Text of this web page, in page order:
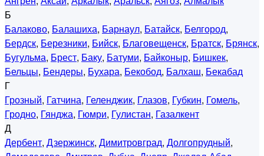
Б
Балаково, Балашиха, Барнаул, Батайск, Белгород,
Бердск, Березники, Бийск, Благовещенск, Братск, Брянск,
Бугульма, Брест, Баку, Батуми, Байконыр, Бишкек,
Бельцы, Бендеры, Бухара, Бекобод, Балхаш, Бекабад
Г
Грозный, Гатчина, Геленджик, Глазов, Губкин, Гомель,
Гродно, Гянджа, Гюмри, Гулистан, Газалкент
Д
Дербент, Дзержинск, Димитровград, Долгопрудный,